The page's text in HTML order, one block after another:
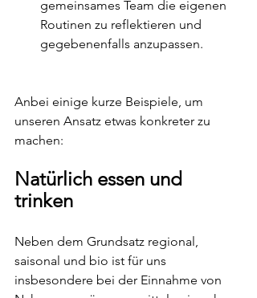
gemeinsames Team die eigenen
Routinen zu reflektieren und
gegebenenfalls anzupassen.
Anbei einige kurze Beispiele, um
unseren Ansatz etwas konkreter zu
machen:
Natürlich essen und
trinken
Neben dem Grundsatz regional,
saisonal und bio ist für uns
insbesondere bei der Einnahme von